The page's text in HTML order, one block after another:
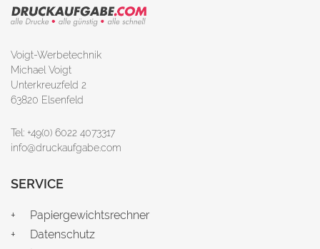
Voigt-Werbetechnik
Michael Voigt
Unterkreuzfeld 2
63820 Elsenfeld
Tel: +49(0) 6022 4073317
info@druckaufgabe.com
SERVICE
Papiergewichtsrechner
Datenschutz